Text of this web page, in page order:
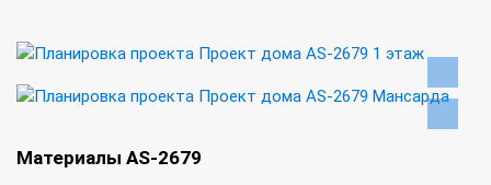
Материалы AS-2679